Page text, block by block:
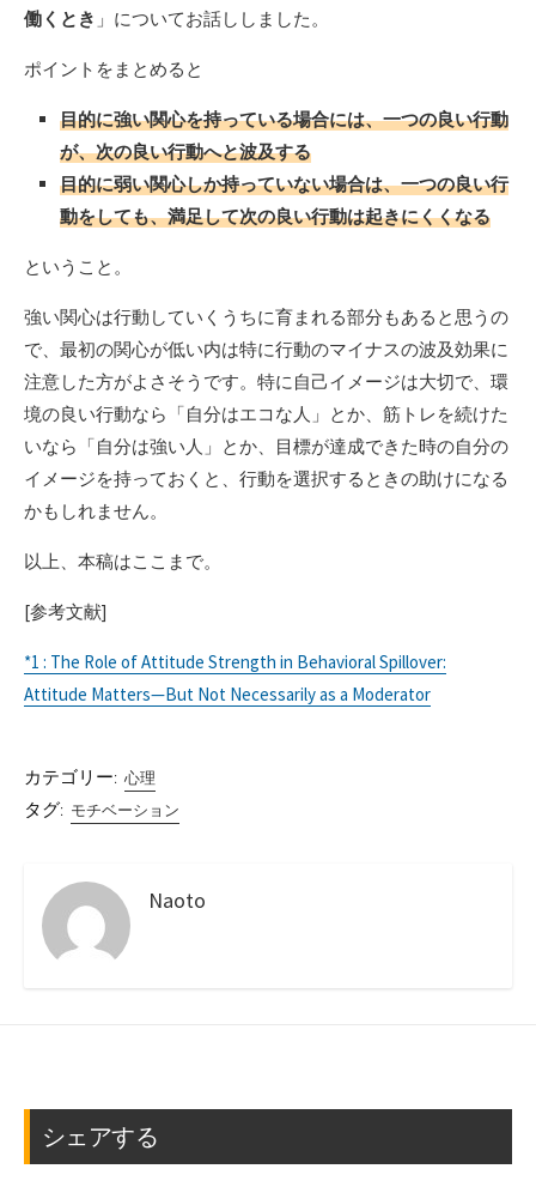
働くとき 」についてお話ししました。
ポイントをまとめると
目的に強い関心を持っている場合には、一つの良い行動
が、次の良い行動へと波及する
目的に弱い関心しか持っていない場合は、一つの良い行
動をしても、満足して次の良い行動は起きにくくなる
ということ。
強い関心は行動していくうちに育まれる部分もあると思うの
で、最初の関心が低い内は特に行動のマイナスの波及効果に
注意した方がよさそうです。特に自己イメージは大切で、環
境の良い行動なら「自分はエコな人」とか、筋トレを続けた
いなら「自分は強い人」とか、目標が達成できた時の自分の
イメージを持っておくと、行動を選択するときの助けになる
かもしれません。
以上、本稿はここまで。
[参考文献]
*1 : The Role of Attitude Strength in Behavioral Spillover:
Attitude Matters—But Not Necessarily as a Moderator
カテゴリー: 心理
タグ: モチベーション
Naoto
シェアする